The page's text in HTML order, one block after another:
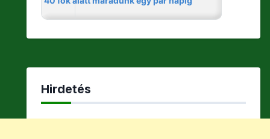
Hirdetés